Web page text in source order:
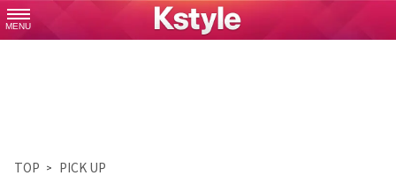
MENU
TOP PICK UP